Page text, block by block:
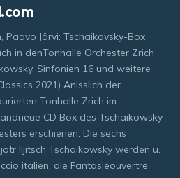
Paavo Järvi: Tschaikovsky-Box
in denTonhalle Orchester Zrich
Sinfonien 16 und weitere
2021) Anlsslich der
Tonhalle Zrich im
CD Box des Tschaikowsky
erschienen. Die sechs
Iljitsch Tschaikowsky werden u.
italien, die Fantasieouvertre